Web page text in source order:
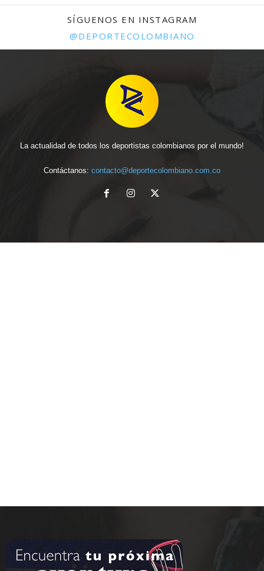
SÍGUENOS EN INSTAGRAM
@DEPORTECOLOMBIANO
La actualidad de todos los deportistas colombianos por el mundo!
Contáctanos: contacto@deportecolombiano.com.co